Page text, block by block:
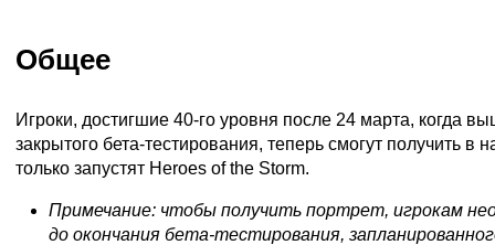
Общее
Игроки, достигшие 40-го уровня после 24 марта, когда
закрытого бета-тестирования, теперь смогут получить в
только запустят Heroes of the Storm.
Примечание: чтобы получить портрет, игрокам
до окончания бета-тестирования,